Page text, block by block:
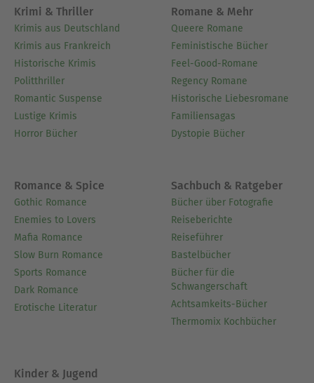
Krimi & Thriller
Krimis aus Deutschland
Krimis aus Frankreich
Historische Krimis
Politthriller
Romantic Suspense
Lustige Krimis
Horror Bücher
Romane & Mehr
Queere Romane
Feministische Bücher
Feel-Good-Romane
Regency Romane
Historische Liebesromane
Familiensagas
Dystopie Bücher
Romance & Spice
Gothic Romance
Enemies to Lovers
Mafia Romance
Slow Burn Romance
Sports Romance
Dark Romance
Erotische Literatur
Sachbuch & Ratgeber
Bücher über Fotografie
Reiseberichte
Reiseführer
Bastelbücher
Bücher für die
Schwangerschaft
Achtsamkeits-Bücher
Thermomix Kochbücher
Kinder & Jugend